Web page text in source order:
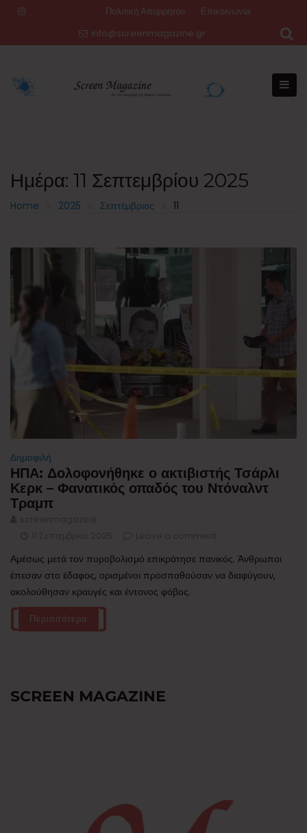
Πολιτική Απορρήτου
Επικοινωνία
info@screenmagazine.gr
Ημέρα: 11 Σεπτεμβρίου 2025
Home 2025 Σεπτέμβριος 11
Δημοφιλή
ΗΠΑ: Δολοφονήθηκε ο ακτιβιστής Τσάρλι
Κερκ – Φανατικός οπαδός του Ντόναλντ
Τραμπ
Αμέσως μετά τον πυροβολισμό επικράτησε πανικός. Άνθρωποι
έπεσαν στο έδαφος, ορισμένοι προσπαθούσαν να διαφύγουν,
ακολούθησαν κραυγές και έντονος φόβος.
Περισσότερα
SCREEN MAGAZINE